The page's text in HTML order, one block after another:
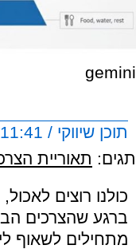
gemini
תוכן שיווקי / 11:41 03.09.25
תגים: תאוריית
כולנו רוצים
ברגע שהצרכים
מתחילים לשאוף